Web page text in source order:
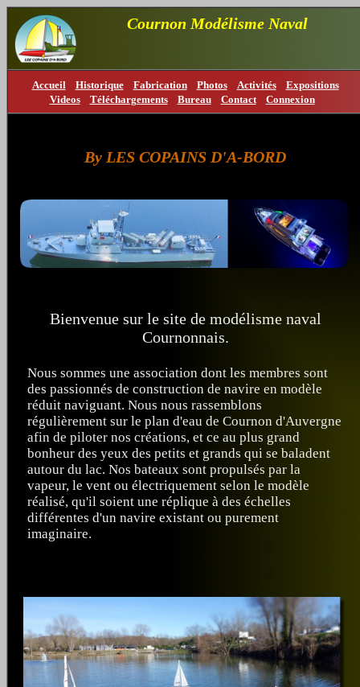
Cournon Modélisme Naval
Accueil Historique Fabrication Photos Activités
Expositions
Videos
Téléchargements Bureau Contact Connexion
By LES COPAINS D'A-BORD
Bienvenue sur le site de modélisme naval
Cournonnais.
Nous sommes une association dont les membres sont
des passionnés de construction de navire en modèle
réduit naviguant. Nous nous rassemblons
régulièrement sur le plan d'eau de Cournon d'Auvergne
afin de piloter nos créations, et ce au plus grand
bonheur des yeux des petits et grands qui se baladent
autour du lac. Nos bateaux sont propulsés par la
vapeur, le vent ou électriquement selon le modèle
réalisé, qu'il soient une réplique à des échelles
différentes d'un navire existant ou purement
imaginaire.